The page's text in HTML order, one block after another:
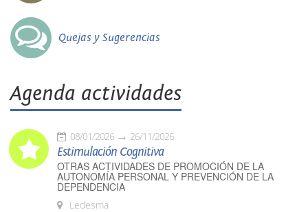
Quejas y Sugerencias
Agenda actividades
08/01/2026 26/11/2026
Estimulación Cognitiva
OTRAS ACTIVIDADES DE PROMOCIÓN DE LA
AUTONOMÍA PERSONAL Y PREVENCIÓN DE LA
DEPENDENCIA
Ledesma